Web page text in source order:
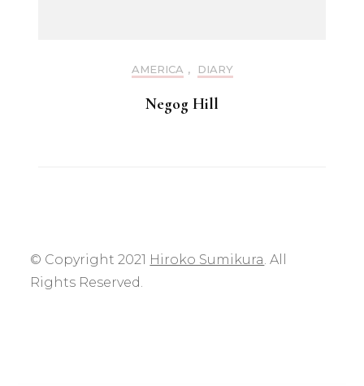
AMERICA , DIARY
Negog Hill
© Copyright 2021 Hiroko Sumikura. All
Rights Reserved.